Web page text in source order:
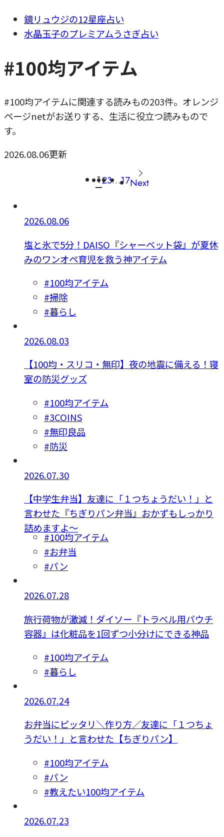
鏡リュウジの12星座占い
水晶玉子のプレミアムうさぎ占い
#100均アイテム
#100均アイテムに関連する読みもの203件。オレンジ
ページnetがお送りする、生活に役立つ読みもので
す。
2026.08.06更新
123…17Next
2026.08.06
塩と氷で5分！DAISO『シャーベット袋』が夏休
みのワンオペ育児を救う神アイテム
#100均アイテム
#掃除
#暮らし
2026.08.03
【100均・スリコ・無印】夜の地震に備える！寝
室の防災グッズ
#100均アイテム
#3COINS
#無印良品
#防災
2026.07.30
【中学生弁当】友達に「１つちょうだい！」と
言わせた『ちぎりパン弁当』おかずもしっかり
詰めますよ〜
#100均アイテム
#お弁当
#パン
2026.07.28
旅行荷物が激減！ダイソー『トラベル用パウチ
容器』は化粧品を1回ずつ小分けにできる神品
#100均アイテム
#暮らし
2026.07.24
お弁当にピッタリ＼作り方／友達に「１つちょ
うだい！」と言わせた【ちぎりパン】
#100均アイテム
#パン
#教えたい100均アイテム
2026.07.23